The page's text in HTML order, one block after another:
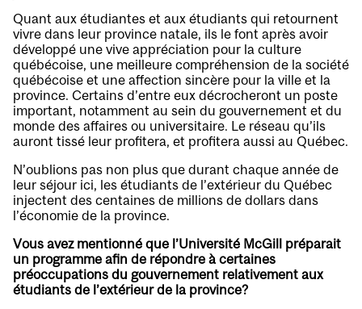
Quant aux étudiantes et aux étudiants qui retournent
vivre dans leur province natale, ils le font après avoir
développé une vive appréciation pour la culture
québécoise, une meilleure compréhension de la société
québécoise et une affection sincère pour la ville et la
province. Certains d’entre eux décrocheront un poste
important, notamment au sein du gouvernement et du
monde des affaires ou universitaire. Le réseau qu’ils
auront tissé leur profitera, et profitera aussi au Québec.
N’oublions pas non plus que durant chaque année de
leur séjour ici, les étudiants de l’extérieur du Québec
injectent des centaines de millions de dollars dans
l’économie de la province.
Vous avez mentionné que l’Université McGill préparait
un programme afin de répondre à certaines
préoccupations du gouvernement relativement aux
étudiants de l’extérieur de la province?